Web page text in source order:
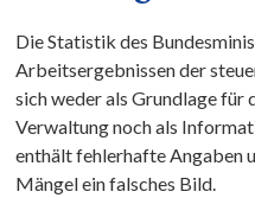
Die Statistik des
Arbeitsergebnissen der
sich weder als Grundlage für
Verwaltung noch als
enthält fehlerhafte Angaben
Mängel ein falsches Bild.